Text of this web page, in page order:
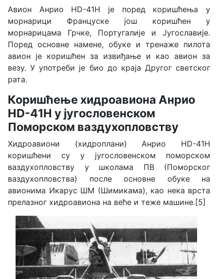
Авион Анрио HD-41H је поред коришћења у
морнарици Француске још коришћен у
морнарицама Грчке, Португалије и Југославије.
Поред основне намене, обуке и тренаже пилота
авион је коришћен за извиђање и као авион за
везу. У употреби је био до краја Другог светског
рата.
Коришћење хидроавиона Анрио
HD-41H у југословенском
Поморском ваздухопловству
Хидроавиони (хидроплани) Анрио HD-41H
коришћени су у југословенском поморском
ваздухопловству у школама ПВ (Поморског
ваздухопловства) после основне обуке на
авионима Икарус ШМ (Шимикама), као нека врста
прелазног хидроавиона на веће и теже машине.[5]